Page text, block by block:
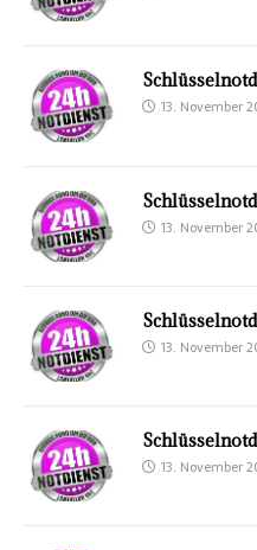
13. November
13. November
13. November
13. November